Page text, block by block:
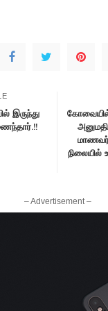
இருந்து
நிலையில்
– Advertisement –